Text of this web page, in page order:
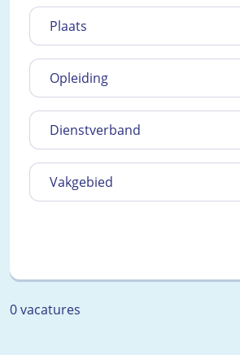
Plaats
Opleiding
Dienstverband
Vakgebied
0 vacatures